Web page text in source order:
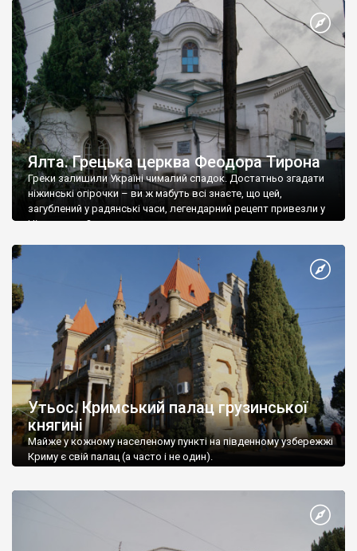
Ялта. Грецька церква Феодора Тирона
Греки залишили Україні чималий спадок. Достатньо згадати
ніжинські огірочки – ви ж мабуть всі знаєте, що цей,
загублений у радянські часи, легендарний рецепт привезли у
Ніжин греки?
Утьос. Кримський палац грузинської
княгині
Майже у кожному населеному пункті на південному узбережжі
Криму є свій палац (а часто і не один).